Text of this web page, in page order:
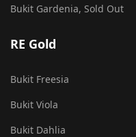
Bukit Gardenia, Sold Out
RE Gold
Bukit Freesia
Bukit Viola
Bukit Dahlia